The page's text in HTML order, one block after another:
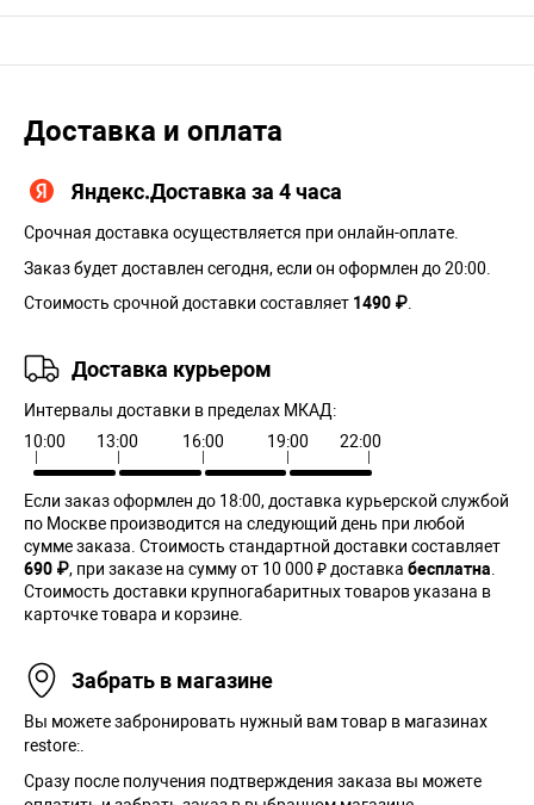
Доставка и оплата
Яндекс.Доставка за 4 часа
Срочная доставка осуществляется при онлайн-оплате.
Заказ будет доставлен сегодня, если он оформлен до 20:00.
Стоимость срочной доставки составляет 1490 ₽.
Доставка курьером
Интервалы доставки в пределах МКАД:
10:00
13:00 16:00 19:00 22:00
Если заказ оформлен до 18:00, доставка курьерской службой
по Москве производится на следующий день при любой
сумме заказа. Cтоимость стандартной доставки составляет
690 ₽, при заказе на сумму от 10 000 ₽ доставка бесплатна.
Стоимость доставки крупногабаритных товаров указана в
карточке товара и корзине.
Забрать в магазине
Вы можете забронировать нужный вам товар в магазинах
restore:.
Сразу после получения подтверждения заказа вы можете